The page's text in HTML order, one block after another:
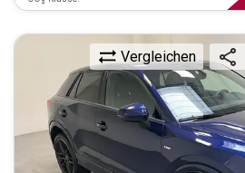
Vergleichen